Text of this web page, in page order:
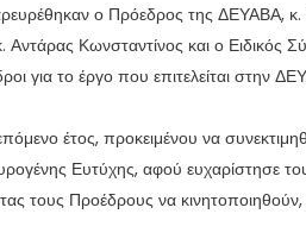
ο Πρόεδρος της ΔΕΥΑΒΑ,
Αντάρας Κωνσταντίνος και ο Ειδικός
για το έργο που επιτελείται
έτος, προκειμένου να
Ευτύχης, αφού ευχαρίστησε
τους Προέδρους να